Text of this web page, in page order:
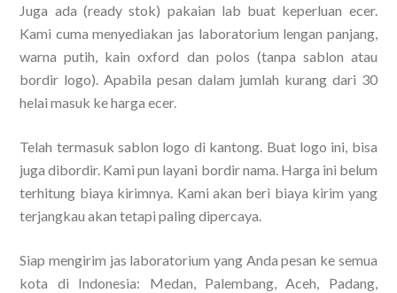
Juga ada (ready stok) pakaian lab buat keperluan ecer.
Kami cuma menyediakan jas laboratorium lengan panjang,
warna putih, kain oxford dan polos (tanpa sablon atau
bordir logo). Apabila pesan dalam jumlah kurang dari 30
helai masuk ke harga ecer.
Telah termasuk sablon logo di kantong. Buat logo ini, bisa
juga dibordir. Kami pun layani bordir nama. Harga ini belum
terhitung biaya kirimnya. Kami akan beri biaya kirim yang
terjangkau akan tetapi paling dipercaya.
Siap mengirim jas laboratorium yang Anda pesan ke semua
kota di Indonesia: Medan, Palembang, Aceh, Padang,